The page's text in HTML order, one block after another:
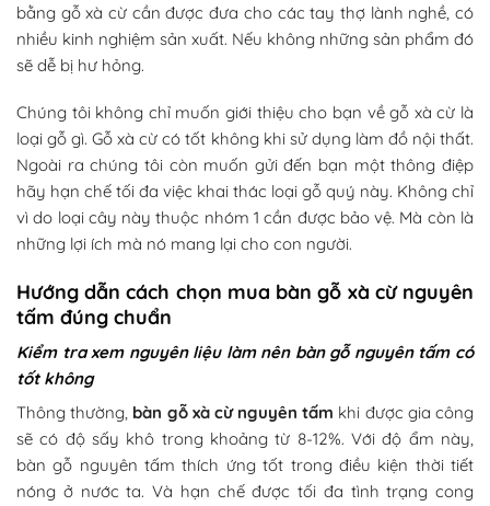
bằng gỗ xà cừ cần được đưa cho các tay thợ lành nghề, có
nhiều kinh nghiệm sản xuất. Nếu không những sản phẩm đó
sẽ dễ bị hư hỏng.
Chúng tôi không chỉ muốn giới thiệu cho bạn về gỗ xà cừ là
loại gỗ gì. Gỗ xà cừ có tốt không khi sử dụng làm đồ nội thất.
Ngoài ra chúng tôi còn muốn gửi đến bạn một thông điệp
hãy hạn chế tối đa việc khai thác loại gỗ quý này. Không chỉ
vì do loại cây này thuộc nhóm 1 cần được bảo vệ. Mà còn là
những lợi ích mà nó mang lại cho con người.
Hướng dẫn cách chọn mua bàn gỗ xà cừ nguyên
tấm đúng chuẩn
Kiểm tra xem nguyên liệu làm nên bàn gỗ nguyên tấm có
tốt không
Thông thường, bàn gỗ xà cừ nguyên tấm khi được gia công
sẽ có độ sấy khô trong khoảng từ 8-12%. Với độ ẩm này,
bàn gỗ nguyên tấm thích ứng tốt trong điều kiện thời tiết
nóng ở nước ta. Và hạn chế được tối đa tình trạng cong